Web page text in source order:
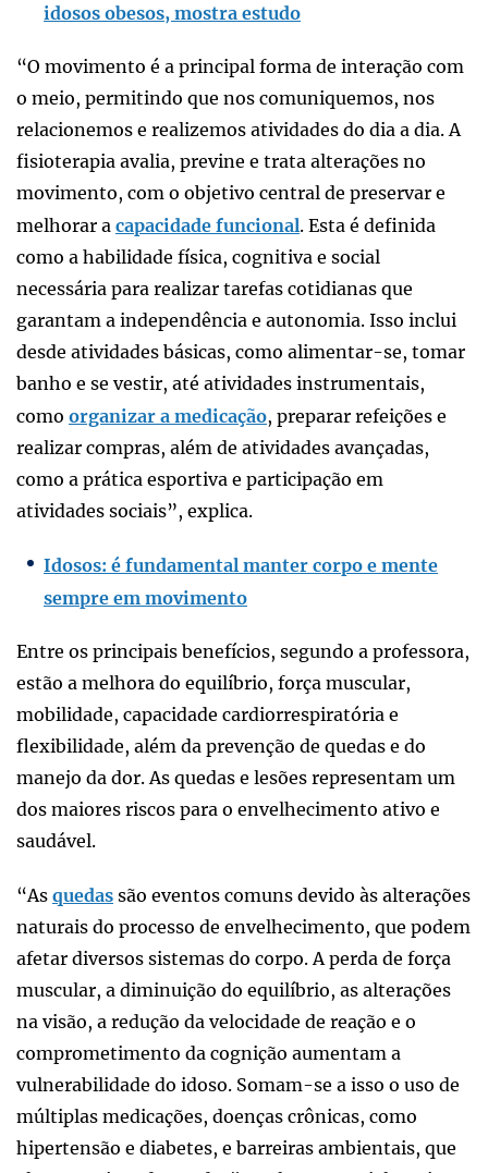
idosos obesos, mostra estudo
“O movimento é a principal forma de interação com
o meio, permitindo que nos comuniquemos, nos
relacionemos e realizemos atividades do dia a dia. A
fisioterapia avalia, previne e trata alterações no
movimento, com o objetivo central de preservar e
melhorar a capacidade funcional. Esta é definida
como a habilidade física, cognitiva e social
necessária para realizar tarefas cotidianas que
garantam a independência e autonomia. Isso inclui
desde atividades básicas, como alimentar-se, tomar
banho e se vestir, até atividades instrumentais,
como organizar a medicação, preparar refeições e
realizar compras, além de atividades avançadas,
como a prática esportiva e participação em
atividades sociais”, explica.
Idosos: é fundamental manter corpo e mente
sempre em movimento
Entre os principais benefícios, segundo a professora,
estão a melhora do equilíbrio, força muscular,
mobilidade, capacidade cardiorrespiratória e
flexibilidade, além da prevenção de quedas e do
manejo da dor. As quedas e lesões representam um
dos maiores riscos para o envelhecimento ativo e
saudável.
“As quedas são eventos comuns devido às alterações
naturais do processo de envelhecimento, que podem
afetar diversos sistemas do corpo. A perda de força
muscular, a diminuição do equilíbrio, as alterações
na visão, a redução da velocidade de reação e o
comprometimento da cognição aumentam a
vulnerabilidade do idoso. Somam-se a isso o uso de
múltiplas medicações, doenças crônicas, como
hipertensão e diabetes, e barreiras ambientais, que